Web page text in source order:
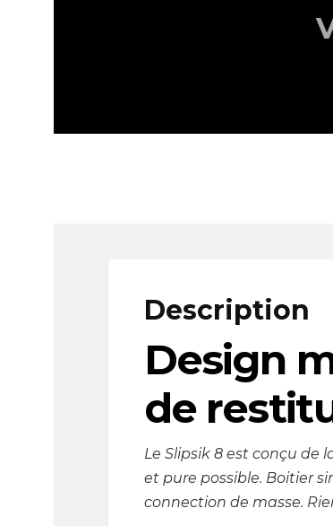
Description
Design
de
Le Slipsik 8 est conçu de
et pure possible. Boitier
connection de masse.